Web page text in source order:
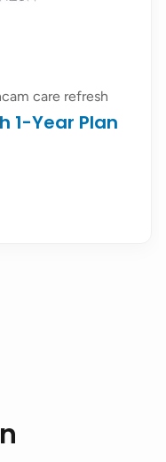
care refresh
1-Year Plan